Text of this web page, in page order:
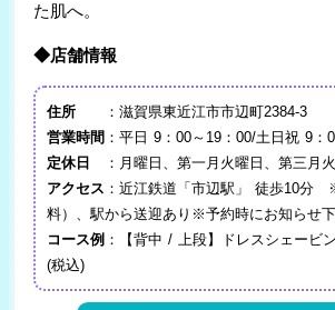
た肌へ。
◆店舗情報
住所
：滋賀県東近江市市辺町2384-3
営業時間 ：平日 9：00～19：00/土日祝 9：
定休日
：月曜日、第一月火曜日、第三月
アクセス ：近江鉄道「市辺駅」 徒歩10分
料）、駅から送迎あり※予約時にお知らせ
コース例 ：【背中 / 上段】ドレスシェービ
(税込)